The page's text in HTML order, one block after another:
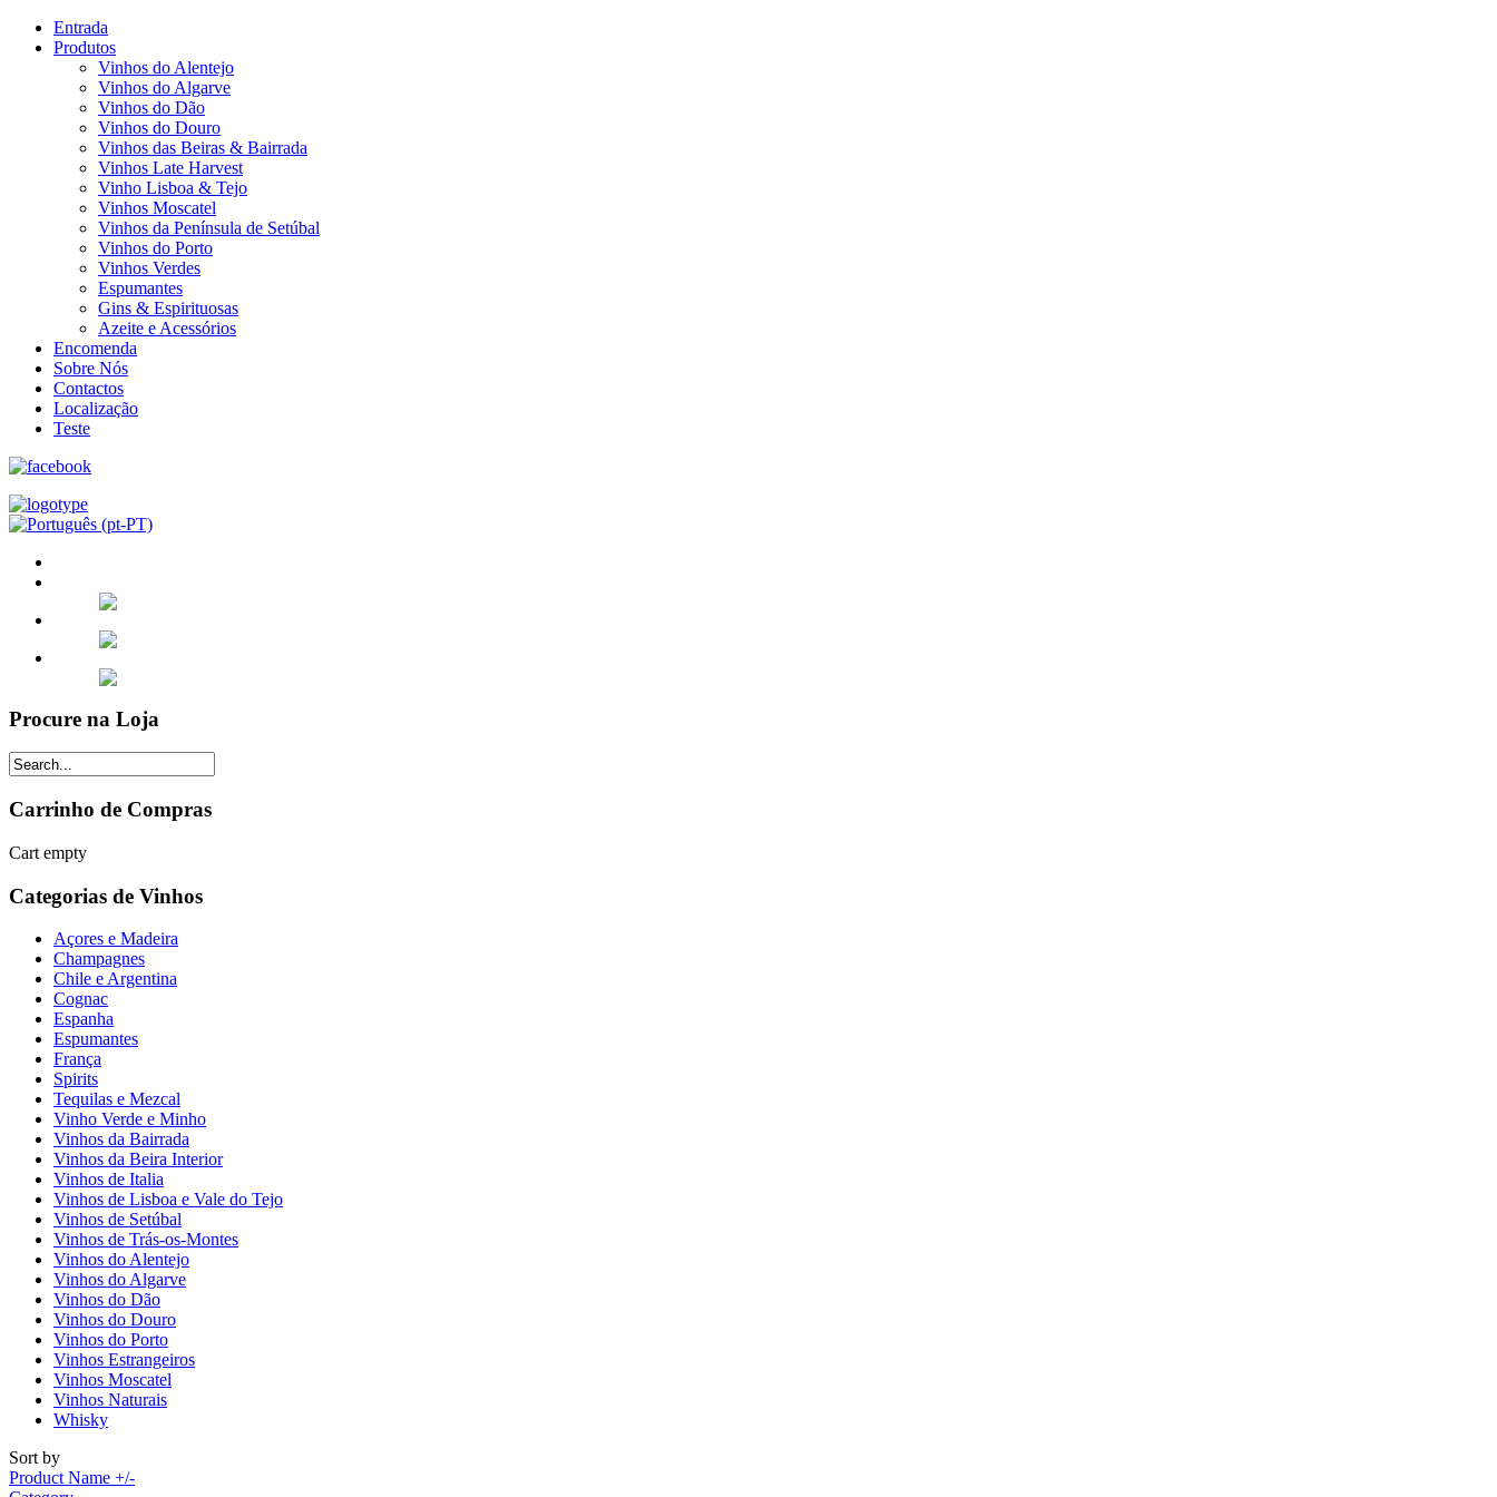
Entrada
Produtos
Vinhos do Alentejo
Vinhos do Algarve
Vinhos do Dão
Vinhos do Douro
Vinhos das Beiras & Bairrada
Vinhos Late Harvest
Vinho Lisboa & Tejo
Vinhos Moscatel
Vinhos da Península de Setúbal
Vinhos do Porto
Vinhos Verdes
Espumantes
Gins & Espirituosas
Azeite e Acessórios
Encomenda
Sobre Nós
Contactos
Localização
Teste
Procure na Loja
Carrinho de Compras
Cart empty
Categorias de Vinhos
Açores e Madeira
Champagnes
Chile e Argentina
Cognac
Espanha
Espumantes
França
Spirits
Tequilas e Mezcal
Vinho Verde e Minho
Vinhos da Bairrada
Vinhos da Beira Interior
Vinhos de Italia
Vinhos de Lisboa e Vale do Tejo
Vinhos de Setúbal
Vinhos de Trás-os-Montes
Vinhos do Alentejo
Vinhos do Algarve
Vinhos do Dão
Vinhos do Douro
Vinhos do Porto
Vinhos Estrangeiros
Vinhos Moscatel
Vinhos Naturais
Whisky
Sort by
Product Name +/-